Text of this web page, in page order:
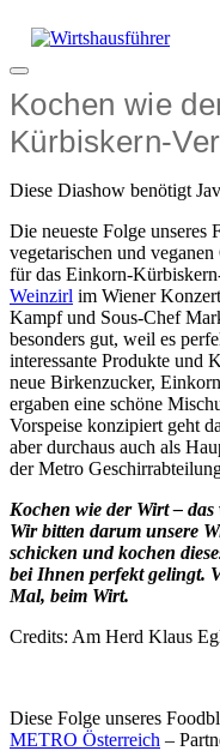
Inhalt
Menü
Kochen wie
Kürbiskern-
Diese Diashow benötigt
Die neueste Folge unseres
vegetarischen und
für das Einkorn-
Weinzirl im Wiener
Kampf und Sous-Chef
besonders gut, weil es
interessante Produkte und
neue Birkenzucker,
ergaben eine schöne
Vorspeise konzipiert geht
aber durchaus auch als
der Metro
Kochen wie der Wirt –
Wir bitten darum unsere
schicken und kochen
bei Ihnen perfekt gelingt.
Mal, beim Wirt.
Credits: Am Herd Klaus
Diese Folge unseres
METRO Österreich –